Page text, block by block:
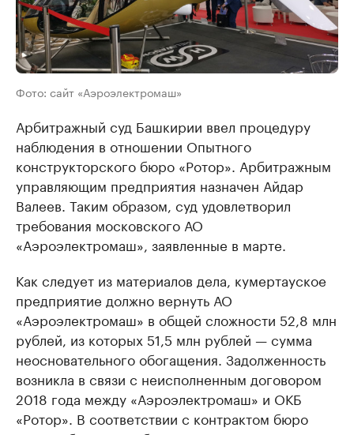
Фото: сайт «Аэроэлектромаш»
Арбитражный суд Башкирии ввел процедуру
наблюдения в отношении Опытного
конструкторского бюро «Ротор». Арбитражным
управляющим предприятия назначен Айдар
Валеев. Таким образом, суд удовлетворил
требования московского АО
«Аэроэлектромаш», заявленные в марте.
Как следует из материалов дела, кумертауское
предприятие должно вернуть АО
«Аэроэлектромаш» в общей сложности 52,8 млн
рублей, из которых 51,5 млн рублей — сумма
неосновательного обогащения. Задолженность
возникла в связи с неисполненным договором
2018 года между «Аэроэлектромаш» и ОКБ
«Ротор». В соответствии с контрактом бюро